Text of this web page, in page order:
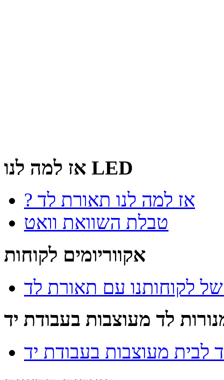
אז למה לנו LED
? אז למה לנו תאורת לד
טבלת השוואת וואט
אקווריומים לקוחות
של לקוחותנו עם תאורת לד
לד מעוצבות בעבודת יד
לבית מעוצבות בעבודת יד